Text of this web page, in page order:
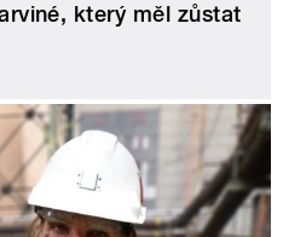
který měl zůstat